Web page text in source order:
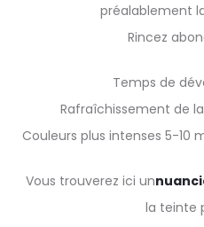
préalablement
Rincez
Temps de
Rafraîchissement de
Couleurs plus intenses 5-10
Vous trouverez ici un
la teinte